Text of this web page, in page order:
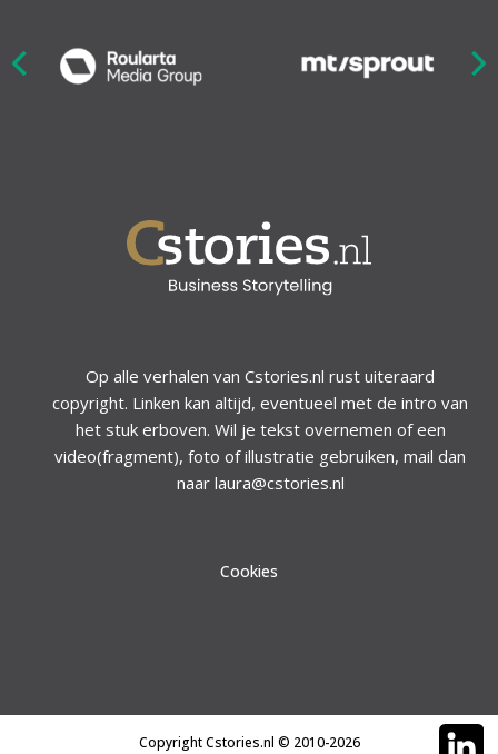
Op alle verhalen van Cstories.nl rust uiteraard
copyright. Linken kan altijd, eventueel met de intro van
het stuk erboven. Wil je tekst overnemen of een
video(fragment), foto of illustratie gebruiken, mail dan
naar laura@cstories.nl
Cookies
Copyright Cstories.nl © 2010-2026